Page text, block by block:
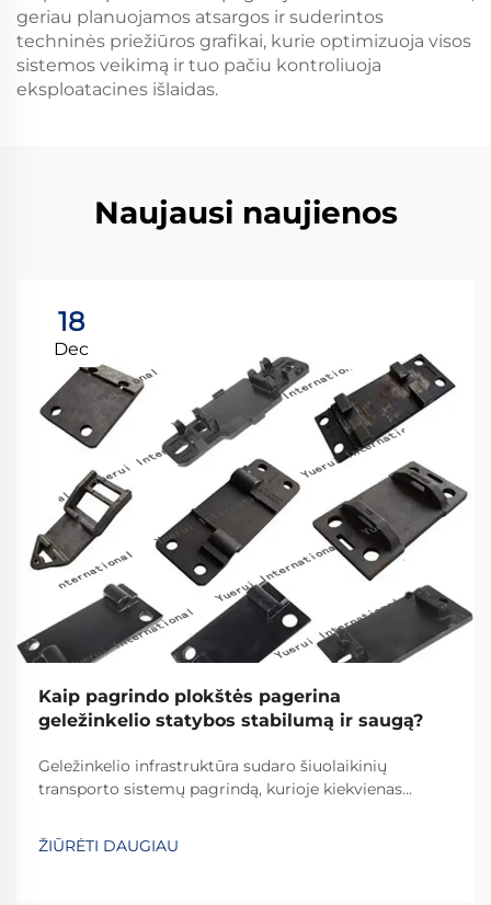
geriau planuojamos atsargos ir suderintos
techninės priežiūros grafikai, kurie optimizuoja visos
sistemos veikimą ir tuo pačiu kontroliuoja
eksploatacines išlaidas.
Naujausi naujienos
18
Dec
Kaip pagrindo plokštės pagerina
geležinkelio statybos stabilumą ir saugą?
Geležinkelio infrastruktūra sudaro šiuolaikinių
transporto sistemų pagrindą, kurioje kiekvienas
saugų ir veiksmingą veikimą. Tarp šių būtinųjų
komponentų, geležinkelio pagrindo plokštės yra
ŽIŪRĖTI DAUGIAU